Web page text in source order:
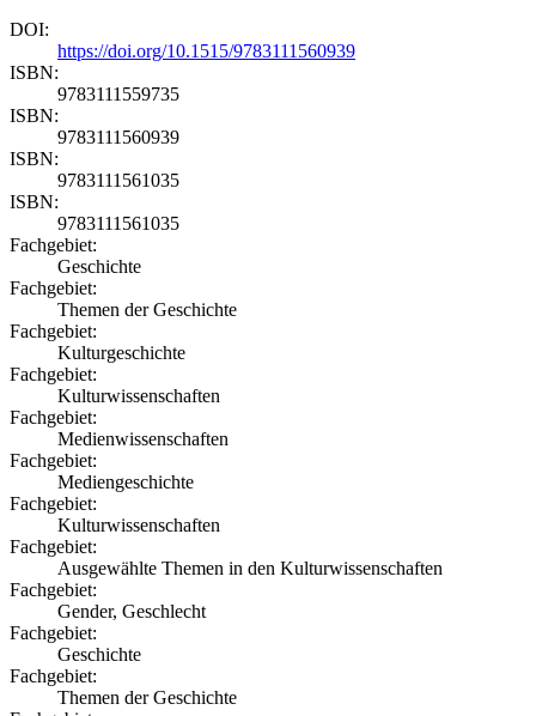
DOI:
https://doi.org/10.1515/9783111560939
ISBN:
9783111559735
ISBN:
9783111560939
ISBN:
9783111561035
ISBN:
9783111561035
Fachgebiet:
Geschichte
Fachgebiet:
Themen der Geschichte
Fachgebiet:
Kulturgeschichte
Fachgebiet:
Kulturwissenschaften
Fachgebiet:
Medienwissenschaften
Fachgebiet:
Mediengeschichte
Fachgebiet:
Kulturwissenschaften
Fachgebiet:
Ausgewählte Themen in den Kulturwissenschaften
Fachgebiet:
Gender, Geschlecht
Fachgebiet:
Geschichte
Fachgebiet:
Themen der Geschichte